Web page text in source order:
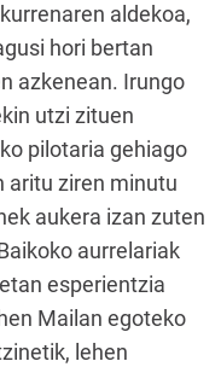
aldekoa,
hori bertan
azkenean. Irungo
utzi zituen
pilotaria gehiago
aritu ziren minutu
aukera izan zuten
aurrelariak
esperientzia
Mailan egoteko
lehen